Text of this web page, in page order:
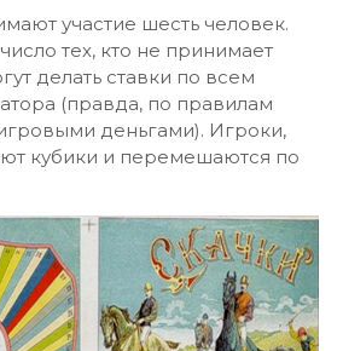
участие шесть человек.
тех, кто не принимает
делать ставки по всем
(правда, по правилам
деньгами). Игроки,
кубики и перемешаются по